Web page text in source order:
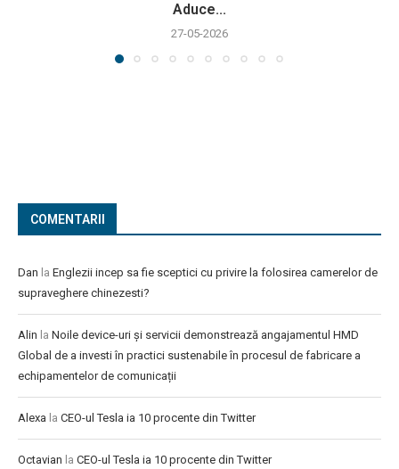
Aduce...
27-05-2026
COMENTARII
Dan la Englezii incep sa fie sceptici cu privire la folosirea camerelor de
supraveghere chinezesti?
Alin la Noile device-uri și servicii demonstrează angajamentul HMD
Global de a investi în practici sustenabile în procesul de fabricare a
echipamentelor de comunicații
Alexa la CEO-ul Tesla ia 10 procente din Twitter
Octavian la CEO-ul Tesla ia 10 procente din Twitter